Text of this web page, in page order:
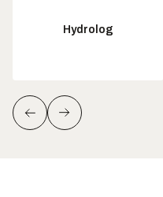
Hydrolog